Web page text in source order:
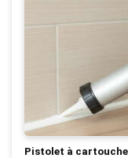
Pistolet à